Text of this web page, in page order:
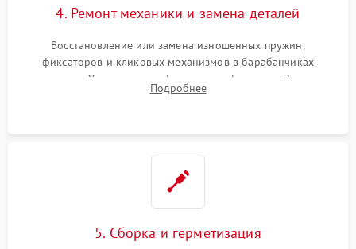
4. Ремонт механики и замена деталей
Восстановление или замена изношенных пружин,
фиксаторов и кликовых механизмов в барабанчиках
поправок. Устранение люфтов в трансфокаторе. Замена
поврежденных линз, разбитой сетки или восстановление
Подробнее
5. Сборка и герметизация